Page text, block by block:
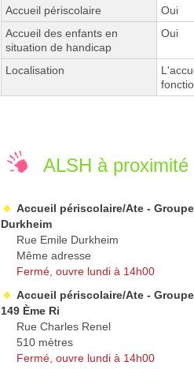
Accueil périscolaire
Oui
Accueil des enfants en
situation de handicap
Oui
Localisation
ALSH à proximité
Accueil périscolaire/Ate -
Durkheim
Rue Emile Durkheim
Même adresse
Fermé, ouvre lundi à 14h00
Accueil périscolaire/Ate -
149 Ème Ri
Rue Charles Renel
510 mètres
Fermé, ouvre lundi à 14h00